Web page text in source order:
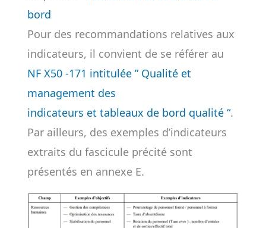
bord
Pour des recommandations relatives aux
indicateurs, il convient de se référer au
NF X50 -171 intitulée ” Qualité et
management des
indicateurs et tableaux de bord qualité “.
Par ailleurs, des exemples d’indicateurs
extraits du fascicule précité sont
présentés en annexe E.